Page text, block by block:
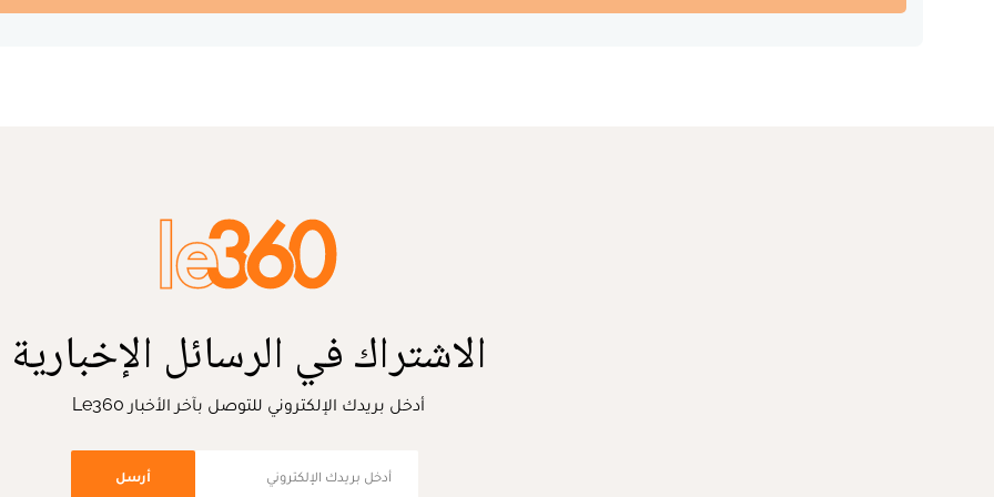
الاشتراك في الرسائل الإخبارية
أدخل بريدك الإلكتروني للتوصل بآخر الأخبار Le360
أرسل